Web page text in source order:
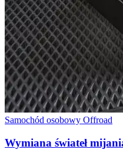
Samochód osobowy Offroad
Wymiana świateł